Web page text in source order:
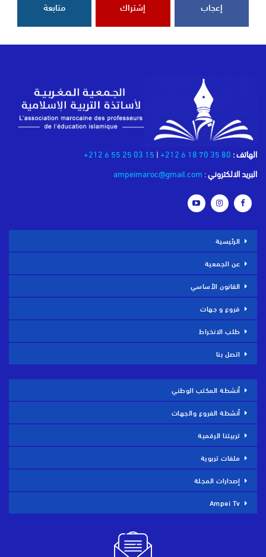
إعجاب إشتراك متابعة
الهاتف : 80 35 70 18 6 212+
|
15 03 25 55 6 212+
البريد الالكتروني:
ampeimaroc@gmail.com
الرئيسية
عن الجمعية
القانون الأساسي
فروع و جهات
طلب الانخراط
اتصل بنا
أنشطة المكتب الوطني
أنشطة الفروع والجهات
تربيتنا الرقمية
ملفات تربوية
إصدارات المجلة
Ampei Tv